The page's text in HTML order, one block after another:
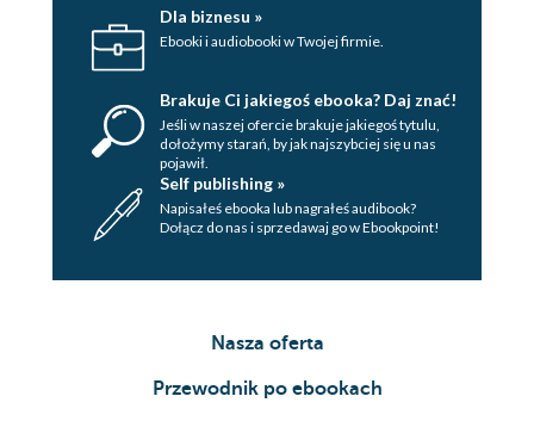
Dla biznesu »
Ebooki i audiobooki w Twojej firmie.
Brakuje Ci jakiegoś ebooka? Daj znać!
Jeśli w naszej ofercie brakuje jakiegoś tytulu,
dołożymy starań, by jak najszybciej się u nas
pojawił.
Self publishing »
Napisałeś ebooka lub nagrałeś audibook?
Dołącz do nas i sprzedawaj go w Ebookpoint!
Nasza oferta
Przewodnik po ebookach